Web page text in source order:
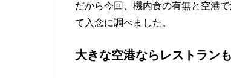
だから今回、機内食の有無と空港
て入念に調べました。
大きな空港ならレストラン